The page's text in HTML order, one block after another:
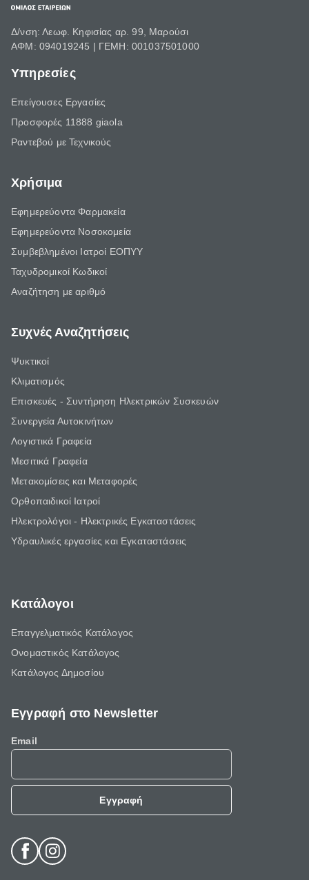
Δ/νση: Λεωφ. Κηφισίας αρ. 99, Μαρούσι
ΑΦΜ: 094019245 | ΓΕΜΗ: 001037501000
Υπηρεσίες
Επείγουσες Εργασίες
Προσφορές 11888 giaola
Ραντεβού με Τεχνικούς
Χρήσιμα
Εφημερεύοντα Φαρμακεία
Εφημερεύοντα Νοσοκομεία
Συμβεβλημένοι Ιατροί ΕΟΠΥΥ
Ταχυδρομικοί Κωδικοί
Αναζήτηση με αριθμό
Συχνές Αναζητήσεις
Ψυκτικοί
Κλιματισμός
Επισκευές - Συντήρηση Ηλεκτρικών Συσκευών
Συνεργεία Αυτοκινήτων
Λογιστικά Γραφεία
Μεσιτικά Γραφεία
Μετακομίσεις και Μεταφορές
Ορθοπαιδικοί Ιατροί
Ηλεκτρολόγοι - Ηλεκτρικές Εγκαταστάσεις
Υδραυλικές εργασίες και Εγκαταστάσεις
Κατάλογοι
Επαγγελματικός Κατάλογος
Ονομαστικός Κατάλογος
Κατάλογος Δημοσίου
Εγγραφή στο Newsletter
Email
Εγγραφή